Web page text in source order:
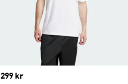
Price
299 kr